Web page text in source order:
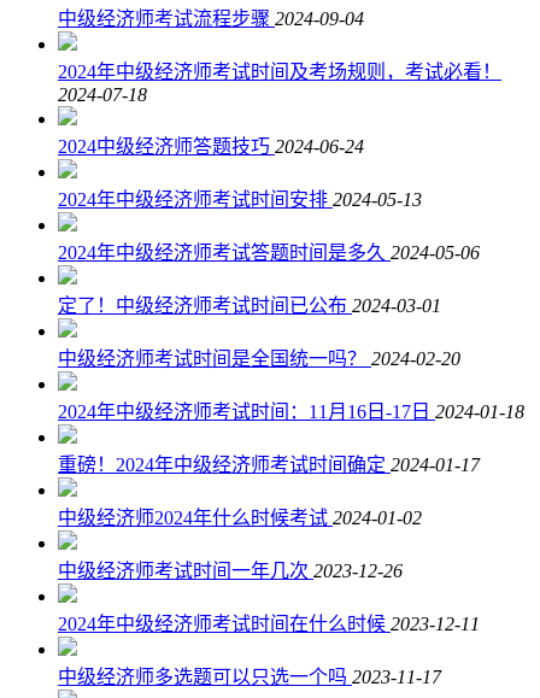
中级经济师考试流程步骤 2024-09-04
2024年中级经济师考试时间及考场规则，考试必看！
2024-07-18
2024中级经济师答题技巧 2024-06-24
2024年中级经济师考试时间安排 2024-05-13
2024年中级经济师考试答题时间是多久 2024-05-06
定了！中级经济师考试时间已公布 2024-03-01
中级经济师考试时间是全国统一吗？ 2024-02-20
2024年中级经济师考试时间：11月16日-17日 2024-01-18
重磅！2024年中级经济师考试时间确定 2024-01-17
中级经济师2024年什么时候考试 2024-01-02
中级经济师考试时间一年几次 2023-12-26
2024年中级经济师考试时间在什么时候 2023-12-11
中级经济师多选题可以只选一个吗 2023-11-17